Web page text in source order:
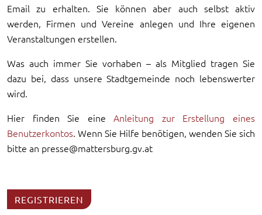
Email zu erhalten. Sie können aber auch selbst aktiv
werden, Firmen und Vereine anlegen und Ihre eigenen
Veranstaltungen erstellen.
Was auch immer Sie vorhaben – als Mitglied tragen Sie
dazu bei, dass unsere Stadtgemeinde noch lebenswerter
wird.
Hier finden Sie eineAnleitung zur Erstellung eines
Benutzerkontos. Wenn Sie Hilfe benötigen, wenden Sie sich
bitte an presse@mattersburg.gv.at
REGISTRIEREN